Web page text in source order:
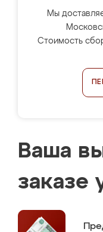
Мы
Стоимость
Ваша
заказе